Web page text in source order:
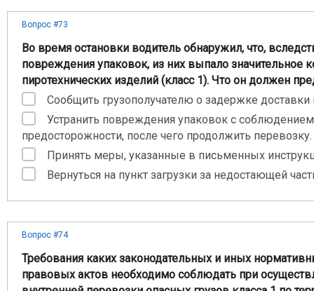
Вопрос #73
Во время остановки водитель обнаружил, что,
повреждения упаковок, из них выпало значительное
пиротехнических изделий (класс 1). Что он должен
Сообщить грузополучателю о задержке доставки
Устранить повреждения упаковок с
предосторожности, после чего продолжить перевозку.
Принять меры, указанные в письменных
Вернуться на пункт загрузки за недостающей
Вопрос #74
Требования каких законодательных и иных
правовых актов необходимо соблюдать при